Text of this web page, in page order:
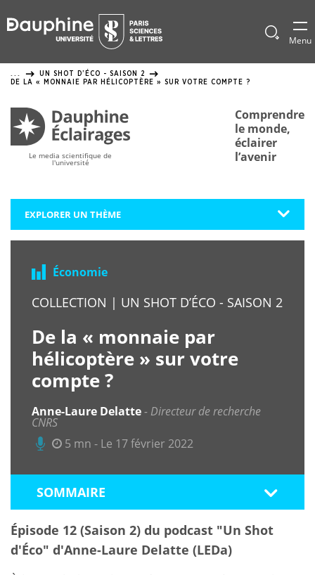
de
des
Afficher
Menu
...
UN SHOT D’ÉCO - SAISON 2
DE LA « MONNAIE PAR HÉLICOPTÈRE » SUR VOTRE COMPTE ?
Le media scientifique de
l'université
Comprendre
le monde,
éclairer
l’avenir
EXPLORER UN THÈME
Économie
COLLECTION | UN SHOT D’ÉCO - SAISON 2
De la « monnaie par
hélicoptère » sur votre
compte ?
Anne-Laure Delatte Directeur de recherche
CNRS
5 mn - Le 17 février 2022
SOMMAIRE
Épisode 12 (Saison 2) du podcast "Un Shot
d'Éco" d'Anne-Laure Delatte (LEDa)